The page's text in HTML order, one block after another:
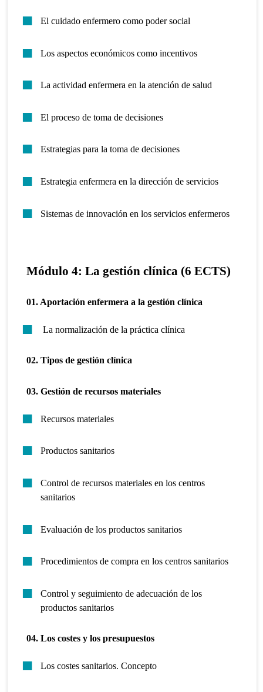
El cuidado enfermero como poder social
Los aspectos económicos como incentivos
La actividad enfermera en la atención de salud
El proceso de toma de decisiones
Estrategias para la toma de decisiones
Estrategia enfermera en la dirección de servicios
Sistemas de innovación en los servicios enfermeros
Módulo 4: La gestión clínica (6 ECTS)
01. Aportación enfermera a la gestión clínica
La normalización de la práctica clínica
02. Tipos de gestión clínica
03. Gestión de recursos materiales
Recursos materiales
Productos sanitarios
Control de recursos materiales en los centros
sanitarios
Evaluación de los productos sanitarios
Procedimientos de compra en los centros sanitarios
Control y seguimiento de adecuación de los
productos sanitarios
04. Los costes y los presupuestos
Los costes sanitarios. Concepto